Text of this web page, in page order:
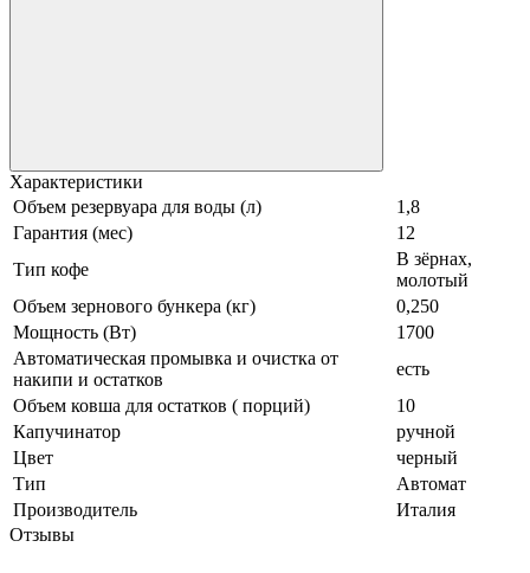
Характеристики
Объем резервуара для воды (л)
1,8
Гарантия (мес)
12
Тип кофе
В зёрнах,
молотый
Объем зернового бункера (кг)
0,250
Мощность (Вт)
1700
Автоматическая промывка и очистка от
накипи и остатков
есть
Объем ковша для остатков ( порций)
10
Капучинатор
ручной
Цвет
черный
Тип
Автомат
Производитель
Италия
Отзывы